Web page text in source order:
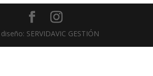
SERVIDAVIC GESTIÓN